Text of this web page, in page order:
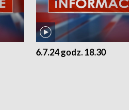
6.7.24 godz. 18.30